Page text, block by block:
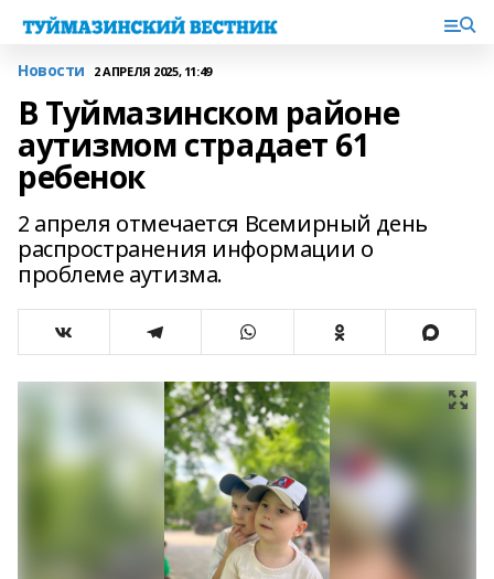
Новости 2 АПРЕЛЯ 2025, 11:49
В Туймазинском районе
аутизмом страдает 61
ребенок
2 апреля отмечается Всемирный день
распространения информации о
проблеме аутизма.